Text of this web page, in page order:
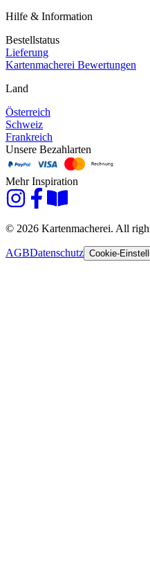
Hilfe & Information
Bestellstatus
Lieferung
Kartenmacherei Bewertungen
Land
Österreich
Schweiz
Frankreich
Unsere Bezahlarten
Mehr Inspiration
© 2026 Kartenmacherei. All
AGBDatenschutz Cookie-